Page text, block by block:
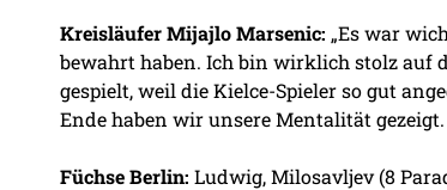
Kreisläufer Mijajlo Marsenic: „Es war
bewahrt haben. Ich bin wirklich stolz auf
gespielt, weil die Kielce-Spieler so gut
Ende haben wir unsere Mentalität
Füchse Berlin: Ludwig, Milosavljev (8